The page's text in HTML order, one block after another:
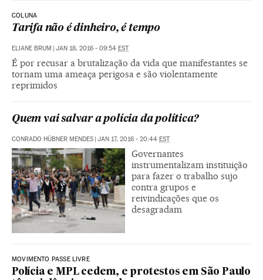
COLUNA
Tarifa não é dinheiro, é tempo
ELIANE BRUM JAN 18, 2016 - 09:54 EST
É por recusar a brutalização da vida que manifestantes se
tornam uma ameaça perigosa e são violentamente
reprimidos
Quem vai salvar a polícia da política?
CONRADO HÜBNER MENDES JAN 17, 2016 - 20:44 EST
Governantes
instrumentalizam instituição
para fazer o trabalho sujo
contra grupos e
reivindicações que os
desagradam
MOVIMENTO PASSE LIVRE
Polícia e MPL cedem, e protestos em São Paulo